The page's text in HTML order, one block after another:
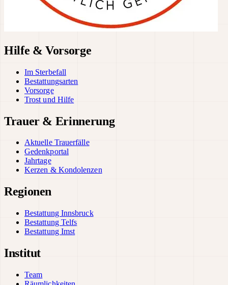
Hilfe & Vorsorge
Im Sterbefall
Bestattungsarten
Vorsorge
Trost und Hilfe
Trauer & Erinnerung
Aktuelle Trauerfälle
Gedenkportal
Jahrtage
Kerzen & Kondolenzen
Regionen
Bestattung Innsbruck
Bestattung Telfs
Bestattung Imst
Institut
Team